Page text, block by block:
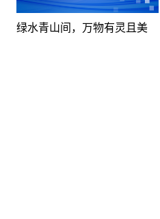
绿水青山间，万物有灵且美